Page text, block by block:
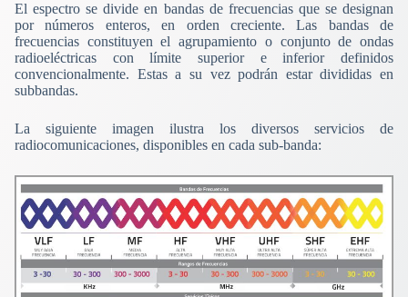
El espectro se divide en bandas de frecuencias que se designan
por números enteros, en orden creciente. Las bandas de
frecuencias constituyen el agrupamiento o conjunto de ondas
radioeléctricas con límite superior e inferior definidos
convencionalmente. Estas a su vez podrán estar divididas en
subbandas.
La siguiente imagen ilustra los diversos servicios de
radiocomunicaciones, disponibles en cada sub-banda: